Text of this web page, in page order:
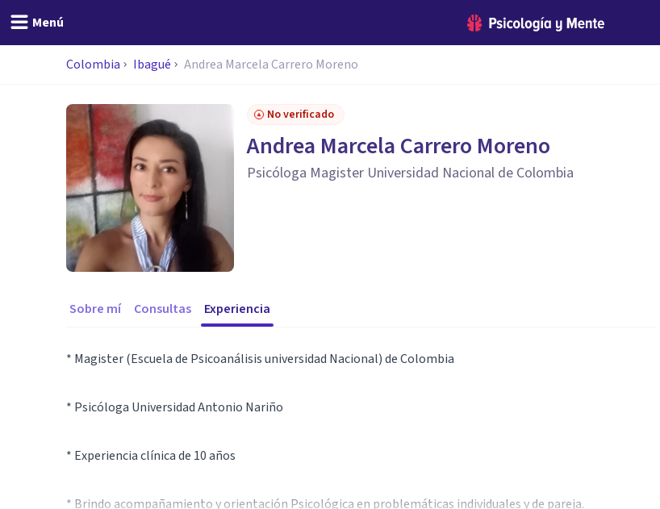
Menú
Colombia Ibagué Andrea Marcela Carrero Moreno
No verificado
Andrea Marcela Carrero Moreno
Psicóloga Magister Universidad Nacional de Colombia
Sobre mí Consultas Experiencia
* Magister (Escuela de Psicoanálisis universidad Nacional) de Colombia
* Psicóloga Universidad Antonio Nariño
* Experiencia clínica de 10 años
* Brindo acompañamiento y orientación Psicológica en problemáticas individuales y de pareja.